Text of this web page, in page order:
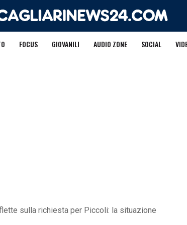
FOCUS GIOVANILI AUDIO ZONE SOCIAL
sulla richiesta per Piccoli: la situazione